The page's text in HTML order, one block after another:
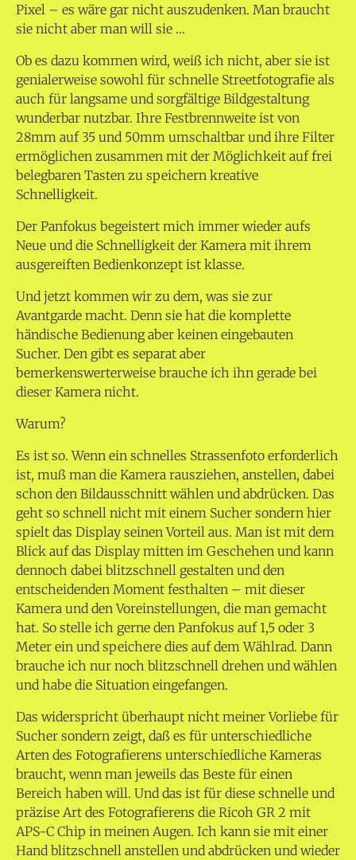
Pixel – es wäre gar nicht auszudenken. Man braucht
sie nicht aber man will sie …
Ob es dazu kommen wird, weiß ich nicht, aber sie ist
genialerweise sowohl für schnelle Streetfotografie als
auch für langsame und sorgfältige Bildgestaltung
wunderbar nutzbar. Ihre Festbrennweite ist von
28mm auf 35 und 50mm umschaltbar und ihre Filter
ermöglichen zusammen mit der Möglichkeit auf frei
belegbaren Tasten zu speichern kreative
Schnelligkeit.
Der Panfokus begeistert mich immer wieder aufs
Neue und die Schnelligkeit der Kamera mit ihrem
ausgereiften Bedienkonzept ist klasse.
Und jetzt kommen wir zu dem, was sie zur
Avantgarde macht. Denn sie hat die komplette
händische Bedienung aber keinen eingebauten
Sucher. Den gibt es separat aber
bemerkenswerterweise brauche ich ihn gerade bei
dieser Kamera nicht.
Warum?
Es ist so. Wenn ein schnelles Strassenfoto erforderlich
ist, muß man die Kamera rausziehen, anstellen, dabei
schon den Bildausschnitt wählen und abdrücken. Das
geht so schnell nicht mit einem Sucher sondern hier
spielt das Display seinen Vorteil aus. Man ist mit dem
Blick auf das Display mitten im Geschehen und kann
dennoch dabei blitzschnell gestalten und den
entscheidenden Moment festhalten – mit dieser
Kamera und den Voreinstellungen, die man gemacht
hat. So stelle ich gerne den Panfokus auf 1,5 oder 3
Meter ein und speichere dies auf dem Wählrad. Dann
brauche ich nur noch blitzschnell drehen und wählen
und habe die Situation eingefangen.
Das widerspricht überhaupt nicht meiner Vorliebe für
Sucher sondern zeigt, daß es für unterschiedliche
Arten des Fotografierens unterschiedliche Kameras
braucht, wenn man jeweils das Beste für einen
Bereich haben will. Und das ist für diese schnelle und
präzise Art des Fotografierens die Ricoh GR 2 mit
APS-C Chip in meinen Augen. Ich kann sie mit einer
Hand blitzschnell anstellen und abdrücken und wieder